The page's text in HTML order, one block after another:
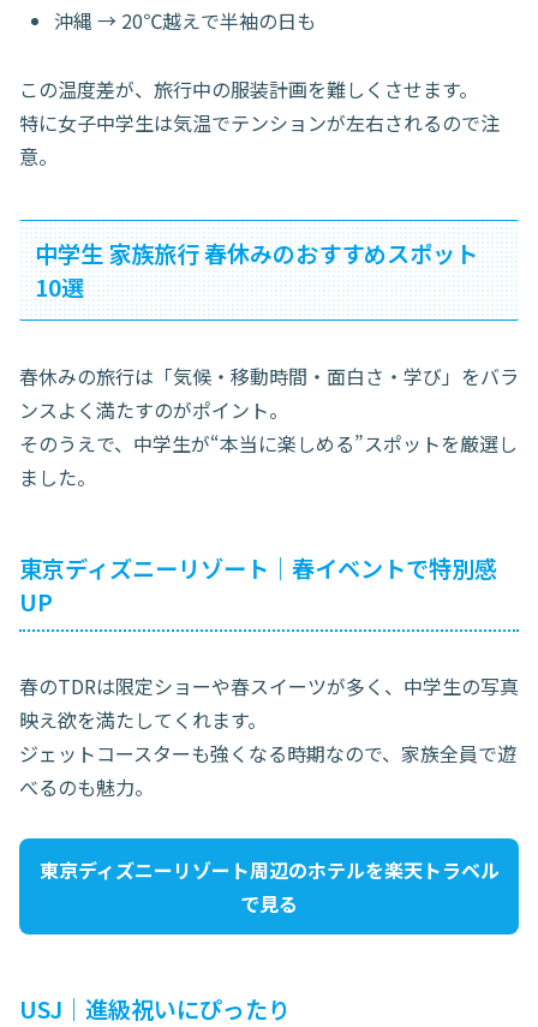
沖縄 → 20℃越えで半袖の日も
この温度差が、旅行中の服装計画を難しくさせます。
特に女子中学生は気温でテンションが左右されるので注
意。
中学生 家族旅行 春休みのおすすめスポット
10選
春休みの旅行は「気候・移動時間・面白さ・学び」をバラ
ンスよく満たすのがポイント。
そのうえで、中学生が“本当に楽しめる”スポットを厳選し
ました。
東京ディズニーリゾート｜春イベントで特別感
UP
春のTDRは限定ショーや春スイーツが多く、中学生の写真
映え欲を満たしてくれます。
ジェットコースターも強くなる時期なので、家族全員で遊
べるのも魅力。
東京ディズニーリゾート周辺のホテルを楽天トラベル
で見る
USJ｜進級祝いにぴったり